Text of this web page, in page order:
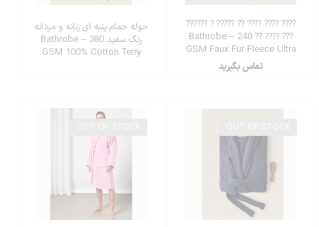
???? ???? ???? ?? ????? ? ??????
??? ???? ?? Bathrobe – 240
GSM Faux Fur Fleece Ultra
Soft
تماس بگیرید
حوله حمام پنبه ای زنانه و مردانه
رنگ سفید Bathrobe – 380
GSM 100% Cotton Terry